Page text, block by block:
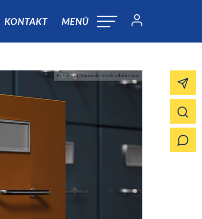
KONTAKT MENÜ
Foto:Foto: fotomek - stock.adobe.com